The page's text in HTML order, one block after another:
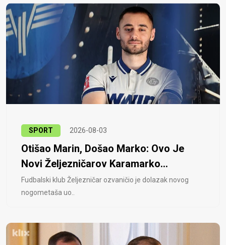
SPORT 2026-08-03
Otišao Marin, Došao Marko: Ovo Je
Novi Željezničarov Karamarko...
Fudbalski klub Željezničar ozvaničio je dolazak novog
nogometaša uo..